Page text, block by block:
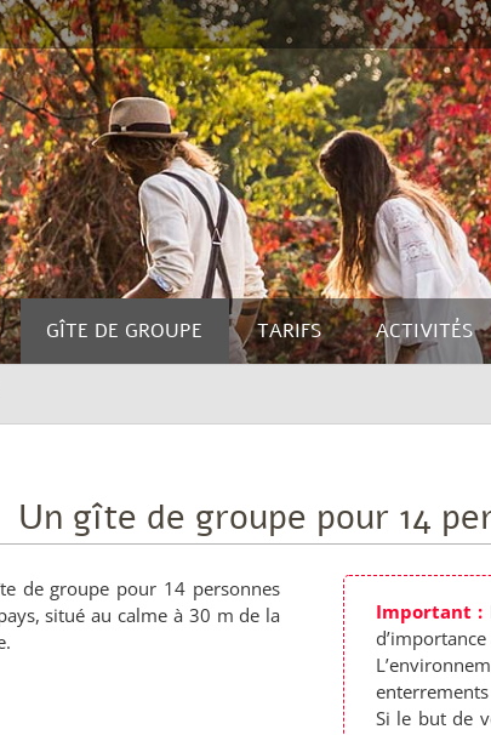
GÎTE DE GROUPE TARIFS ACTIVITÉS
Un gîte de groupe pour 14
de groupe pour 14 personnes
situé au calme à 30 m de la
Important :
Si le but de